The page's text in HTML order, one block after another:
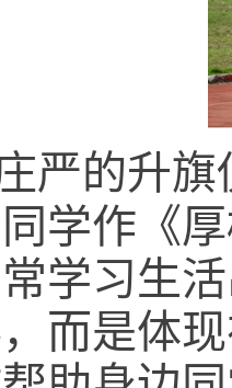
严的升旗
学作《
常学习生
而是体